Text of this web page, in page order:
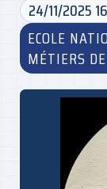
24/11/2025
ECOLE
MÉTIERS